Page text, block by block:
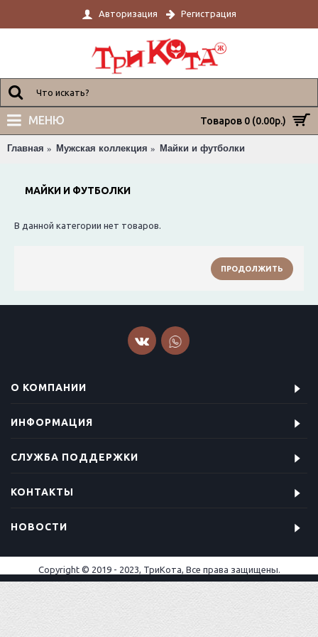
Авторизация Регистрация
Товаров 0 (0.00р.)
МЕНЮ
Главная Мужская коллекция Майки и футболки
МАЙКИ И ФУТБОЛКИ
В данной категории нет товаров.
ПРОДОЛЖИТЬ
О КОМПАНИИ
ИНФОРМАЦИЯ
СЛУЖБА ПОДДЕРЖКИ
КОНТАКТЫ
НОВОСТИ
Copyright © 2019 - 2023, ТриКота, Все права защищены.